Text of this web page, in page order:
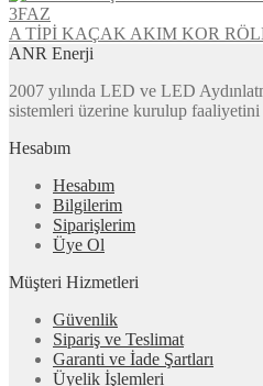
A TİPİ KAÇAK AKIM KOR
ANR Enerji
2007 yılında LED ve LED
sistemleri üzerine kurulup faaliyetini
Hesabım
Hesabım
Bilgilerim
Siparişlerim
Üye Ol
Müşteri Hizmetleri
Güvenlik
Sipariş ve Teslimat
Garanti ve İade Şartları
Üyelik İşlemleri